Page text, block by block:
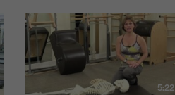
5:22